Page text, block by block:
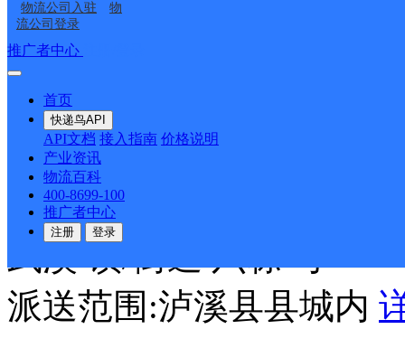
物流公司入驻
物
流公司登录
推广者中心
首页
快递鸟API
API文档 接入指南 价格说明
产业资讯
物流百科
400-8699-100
推广者中心
注册 登录
际A13栋安能物流
派送范围:龙山县城内
湘西泸溪县
安能快递
武溪 镇/街道 六栋 号
派送范围:泸溪县县城内